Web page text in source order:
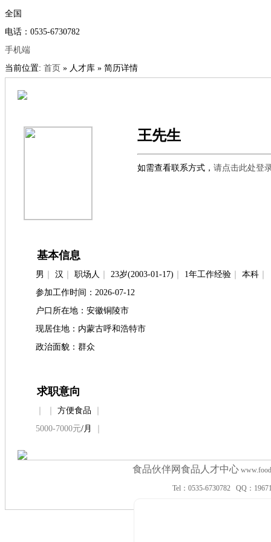
全国
电话：0535-6730782
手机端
当前位置: 首页 » 人才库 » 简历详情
王先生
如需查看联系方式， 请点击此处登
基本信息
男 汉 职场人 23岁(2003-01-17) 1年工作经验 本科
参加工作时间：2026-07-12
户口所在地：安徽铜陵市
现居住地：内蒙古呼和浩特市
政治面貌：群众
求职意向
方便食品
5000-7000元/月
食品伙伴网食品人才中心
Tel：0535-6730782 QQ：